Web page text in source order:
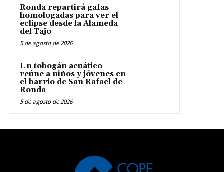
Ronda repartirá gafas
homologadas para ver el
eclipse desde la Alameda
del Tajo
5 de agosto de 2026
Un tobogán acuático
reúne a niños y jóvenes en
el barrio de San Rafael de
Ronda
5 de agosto de 2026